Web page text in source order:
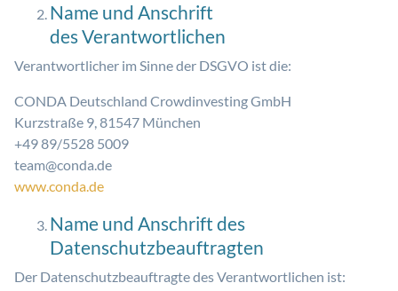
Name und Anschrift
des Verantwortlichen
Verantwortlicher im Sinne der DSGVO ist die:
CONDA Deutschland Crowdinvesting GmbH
Kurzstraße 9, 81547 München
+49 89/5528 5009
team@conda.de
www.conda.de
Name und Anschrift des
Datenschutzbeauftragten
Der Datenschutzbeauftragte des Verantwortlichen ist: